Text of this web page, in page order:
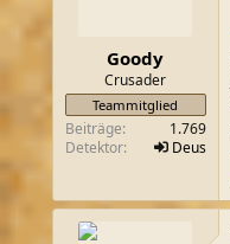
Goody
Crusader
Teammitglied
Beiträge
1.769
Detektor
Deus